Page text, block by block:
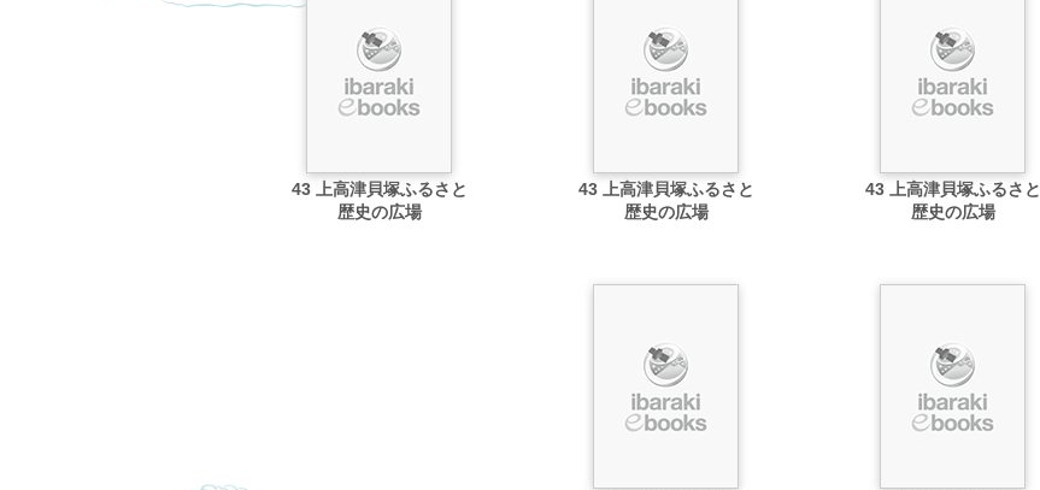
43 上高津貝塚ふるさと
歴史の広場
43 上高津貝塚ふるさと
歴史の広場
43 上高津貝塚ふるさと
歴史の広場